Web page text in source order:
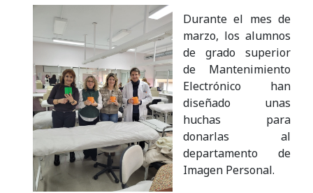
Durante el mes de
marzo, los alumnos
de grado superior
de Mantenimiento
Electrónico han
diseñado unas
huchas para
donarlas al
departamento de
Imagen Personal.